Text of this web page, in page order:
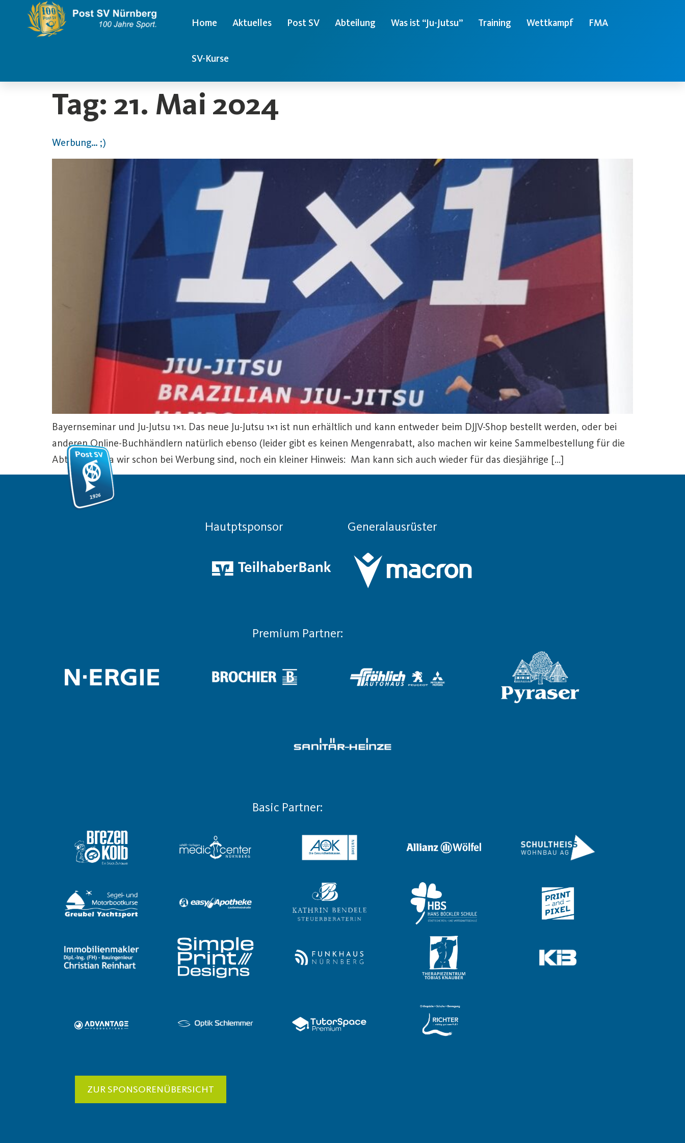
content
Home Aktuelles Post SV Abteilung Was ist “Ju-Jutsu” Training Wettkampf FMA
SV-Kurse
Tag: 21. Mai 2024
Werbung… ;)
Bayernseminar und Ju-Jutsu 1×1. Das neue Ju-Jutsu 1×1 ist nun erhältlich und kann entweder beim DJJV-Shop bestellt werden, oder bei
anderen Online-Buchhändlern natürlich ebenso (leider gibt es keinen Mengenrabatt, also machen wir keine Sammelbestellung für die
Abteilung). Da wir schon bei Werbung sind, noch ein kleiner Hinweis: Man kann sich auch wieder für das diesjährige […]
Hautptsponsor Generalausrüster
Premium Partner:
Basic Partner:
ZUR SPONSORENÜBERSICHT